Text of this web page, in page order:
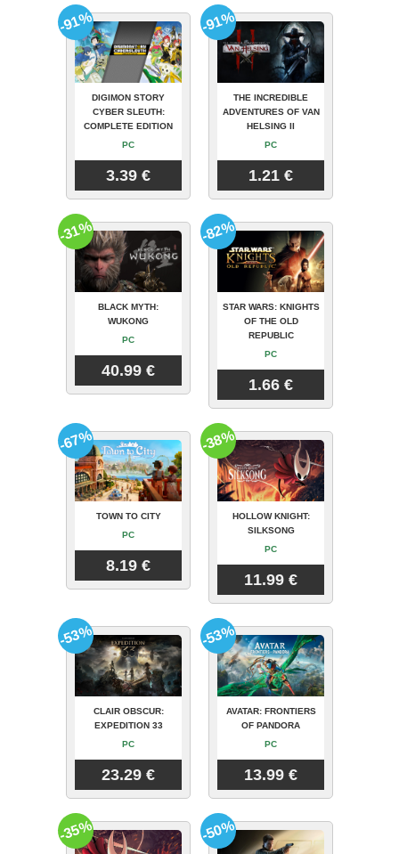
DIGIMON STORY
CYBER SLEUTH:
COMPLETE EDITION
PC
3.39 €
-91%
THE INCREDIBLE
ADVENTURES OF VAN
HELSING II
PC
1.21 €
-91%
BLACK MYTH:
WUKONG
PC
40.99 €
-31%
STAR WARS: KNIGHTS
OF THE OLD
REPUBLIC
PC
1.66 €
-82%
TOWN TO CITY
PC
8.19 €
-67%
HOLLOW KNIGHT:
SILKSONG
PC
11.99 €
-38%
CLAIR OBSCUR:
EXPEDITION 33
PC
23.29 €
-53%
AVATAR: FRONTIERS
OF PANDORA
PC
13.99 €
-53%
-35% -50%